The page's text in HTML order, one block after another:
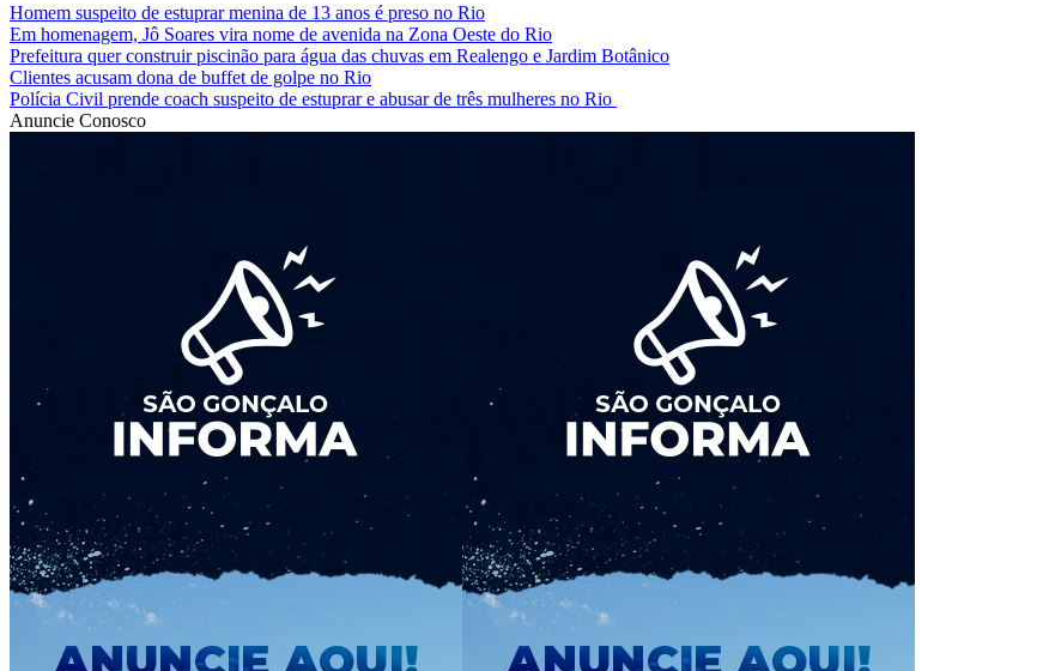
Homem suspeito de estuprar menina de 13 anos é preso no Rio
Em homenagem, Jô Soares vira nome de avenida na Zona Oeste do Rio
Prefeitura quer construir piscinão para água das chuvas em Realengo e Jardim Botânico
Clientes acusam dona de buffet de golpe no Rio
Polícia Civil prende coach suspeito de estuprar e abusar de três mulheres no Rio
Anuncie Conosco